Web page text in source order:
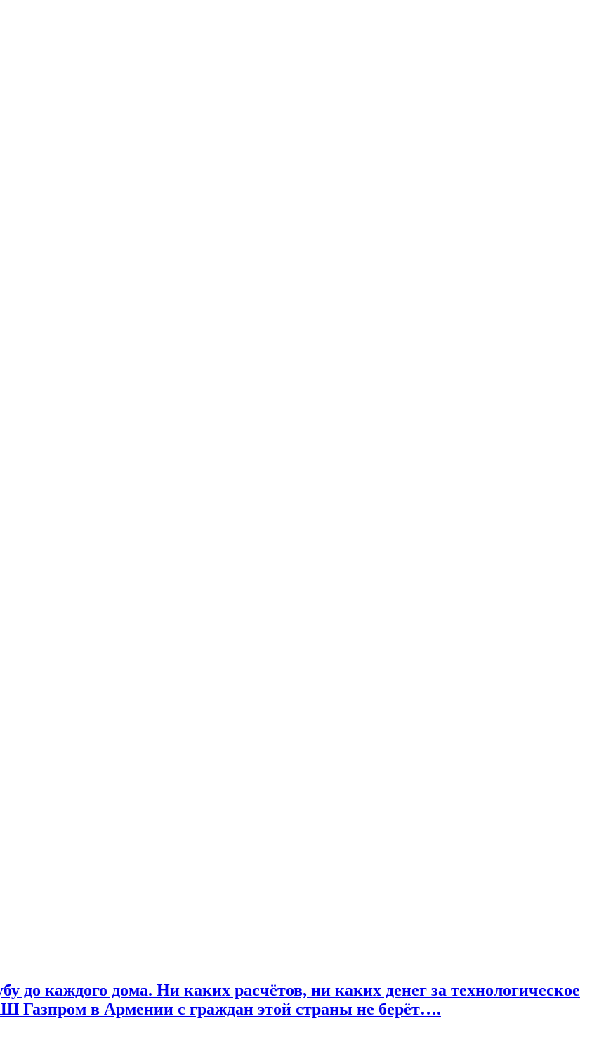
до каждого дома. Ни каких расчётов, ни каких денег за технологическое
Газпром в Армении с граждан этой страны не берёт….